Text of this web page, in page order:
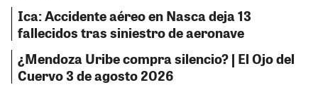
Ica: Accidente aéreo en Nasca deja 13
fallecidos tras siniestro de aeronave
¿Mendoza Uribe compra silencio? | El Ojo del
Cuervo 3 de agosto 2026